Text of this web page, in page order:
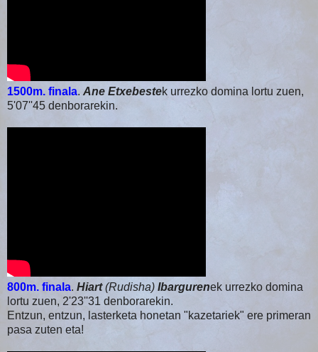
1500m. finala. Ane Etxebestek urrezko domina lortu zuen,
5'07''45 denborarekin.
800m. finala. Hiart(Rudisha) Ibargurenek urrezko domina
lortu zuen, 2'23''31 denborarekin.
Entzun, entzun, lasterketa honetan "kazetariek" ere primeran
pasa zuten eta!